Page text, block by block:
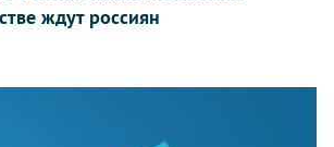
ждут россиян